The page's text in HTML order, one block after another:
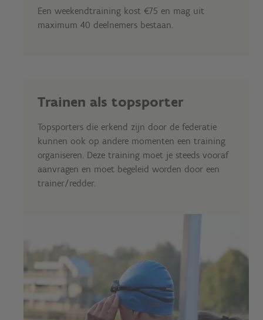
Een weekendtraining kost €75 en mag uit
maximum 40 deelnemers bestaan.
Trainen als topsporter
Topsporters die erkend zijn door de federatie
kunnen ook op andere momenten een training
organiseren. Deze training moet je steeds vooraf
aanvragen en moet begeleid worden door een
trainer/redder.